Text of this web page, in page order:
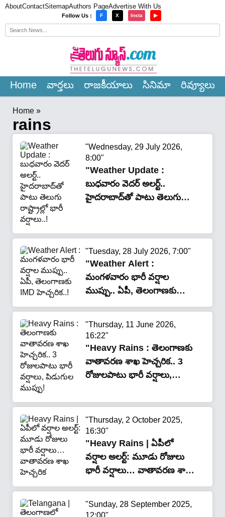
AboutContactSitemapAuthors PageAdvertise With Us
Follow Us : F X Insta ▶
Home వార్త‌లు రాజ‌కీయాలు సినిమా రివ్యూలు
Home »
rains
"Wednesday, 29 July 2026,
8:00"
"Weather Update :
బుధవారం వెదర్ అలర్ట్..
హైదరాబాద్‌తో పాటు తెలుగు
"Tuesday, 28 July 2026, 7:00"
"Weather Alert :
మంగళవారం భారీ వర్షాల
ముప్పు.. ఏపీ, తెలంగాణకు
IMD హెచ్చరిక..!"
"Thursday, 11 June 2026,
16:22"
"Heavy Rains : తెలంగాణకు
వాతావరణ శాఖ హెచ్చరిక.. 3
రోజులపాటు భారీ వర్షాలు,
"Thursday, 2 October 2025,
16:30"
"Heavy Rains | ఏపీలో
వర్షాల అలర్ట్: మూడు రోజులు
భారీ వర్షాలు… వాతావరణ శాఖ
హెచ్చరిక"
"Sunday, 28 September 2025,